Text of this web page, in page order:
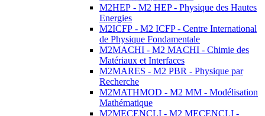
M2HEP - M2 HEP - Physique des Hautes
Energies
M2ICFP - M2 ICFP - Centre International
de Physique Fondamentale
M2MACHI - M2 MACHI - Chimie des
Matériaux et Interfaces
M2MARES - M2 PBR - Physique par
Recherche
M2MATHMOD - M2 MM - Modélisation
Mathématique
M2MECENCLI - M2 MECENCLI -